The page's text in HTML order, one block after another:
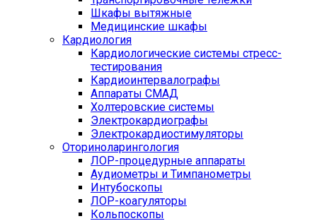
Шкафы вытяжные
Медицинские шкафы
Кардиология
Кардиологические системы стресс-
тестирования
Кардиоинтервалографы
Аппараты СМАД
Холтеровские системы
Электрокардиографы
Электрокардиостимуляторы
Оториноларингология
ЛОР-процедурные аппараты
Аудиометры и Тимпанометры
Интубоскопы
ЛОР-коагуляторы
Кольпоскопы